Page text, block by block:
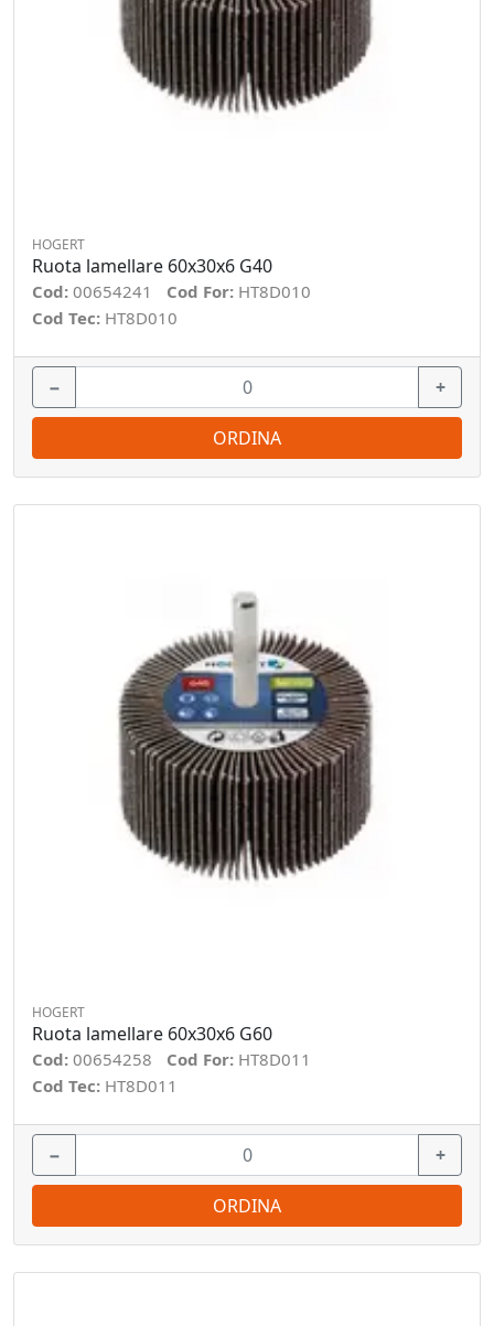
HOGERT
Ruota lamellare 60x30x6 G40
Cod: 00654241 Cod For: HT8D010
Cod Tec: HT8D010
− +
ORDINA
HOGERT
Ruota lamellare 60x30x6 G60
Cod: 00654258 Cod For: HT8D011
Cod Tec: HT8D011
− +
ORDINA